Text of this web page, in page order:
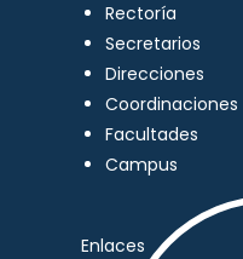
Rectoría
Secretarios
Direcciones
Coordinaciones
Facultades
Campus
Enlaces